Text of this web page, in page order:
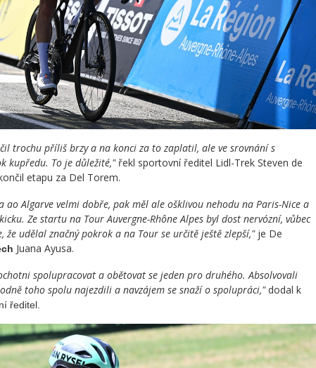
trochu příliš brzy a na konci za to zaplatil, ale ve srovnání s
kupředu. To je důležité," řekl sportovní ředitel Lidl-Trek Steven de
etapu za Del Torem.
ao Algarve velmi dobře, pak měl ale ošklivou nehodu na Paris-Nice a
Ze startu na Tour Auvergne-Rhône Alpes byl dost nervózní, vůbec
že udělal značný pokrok a na Tour se určitě ještě zlepší," je De
Juana Ayusa.
spolupracovat a obětovat se jeden pro druhého. Absolvovali
toho spolu najezdili a navzájem se snaží o spolupráci,"dodal k
ředitel.